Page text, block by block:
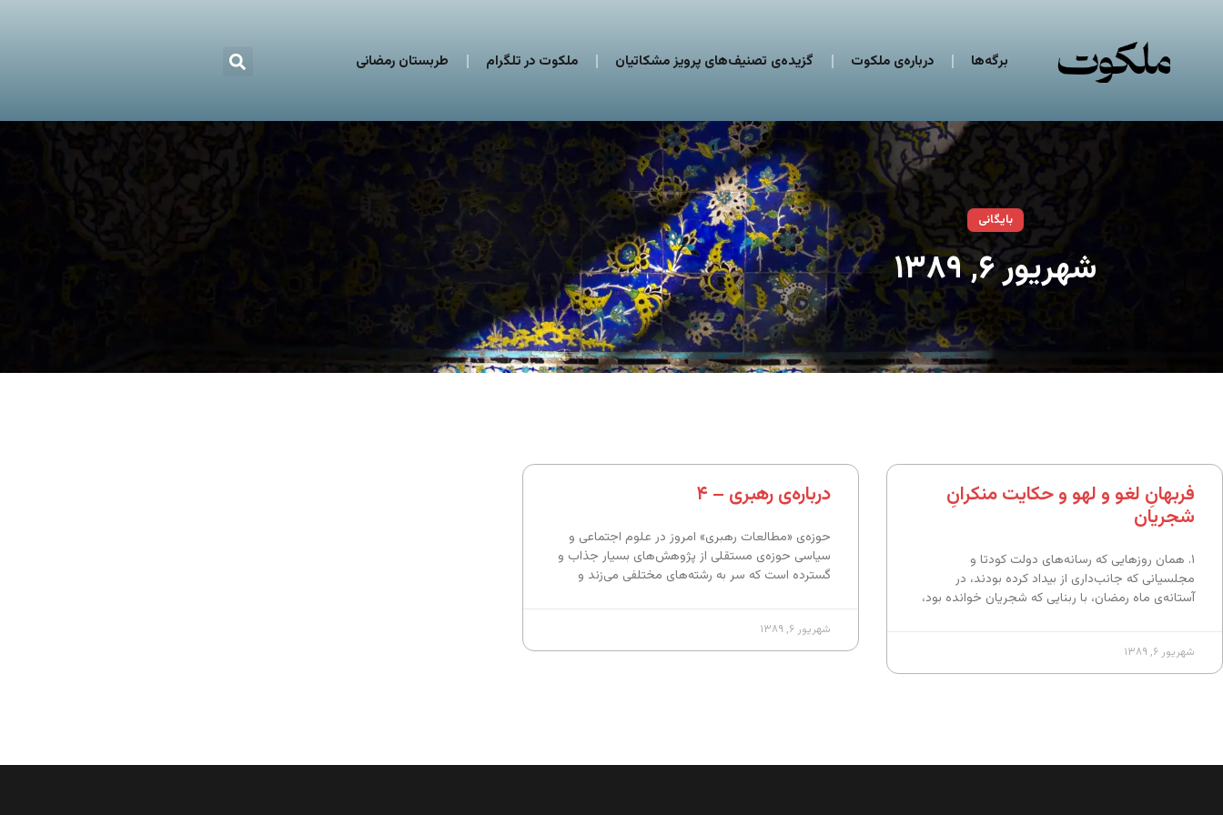
برگه‌ها درباره‌ی ملکوت گزیده‌ی تصنیف‌های پرویز مشکاتیان ملکوت در تلگرام طربستان رمضانی
بایگانی
شهریور ۶, ۱۳۸۹
فربهانِ لغو و لهو و حکایت منکرانِ
شجریان
۱. همان روزهایی که رسانه‌های دولت کودتا و
مجلسیانی که جانب‌داری از بیداد کرده بودند، در
آستانه‌ی ماه رمضان، با ربنایی که شجریان خوانده بود،
شهریور ۶, ۱۳۸۹
درباره‌ی رهبری – ۴
حوزه‌ی «مطالعات رهبری» امروز در علوم اجتماعی و
سیاسی حوزه‌ی مستقلی از پژوهش‌های بسیار جذاب و
گسترده است که سر به رشته‌های مختلفی می‌زند و
شهریور ۶, ۱۳۸۹